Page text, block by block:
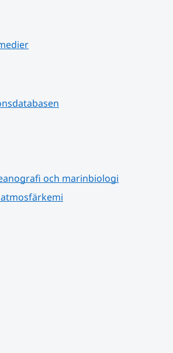
och marinbiologi